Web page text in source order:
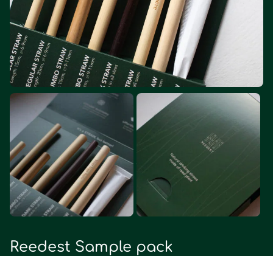
Reedest Sample pack